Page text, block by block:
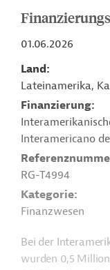
01.06.2026
Land
Lateinamerika,
Finanzierung
Interamericano
RG-T4994
Kategorie
Finanzwesen
Bei der
wurden 0,5